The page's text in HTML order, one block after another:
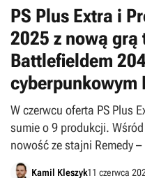
PS Plus Extra i
2025 z nową
Battlefieldem
cyberpunkowym
W czerwcu oferta PS Plus
sumie o 9 produkcji.
nowość ze stajni Remedy
Kamil Kleszyk11 czerwca